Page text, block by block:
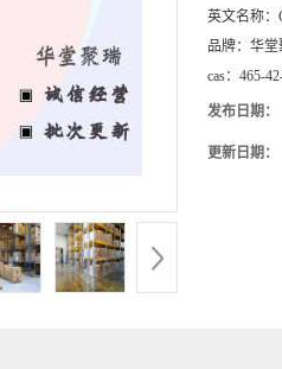
英文名称：
品牌： 华堂
cas： 465-
发布日期：
更新日期：